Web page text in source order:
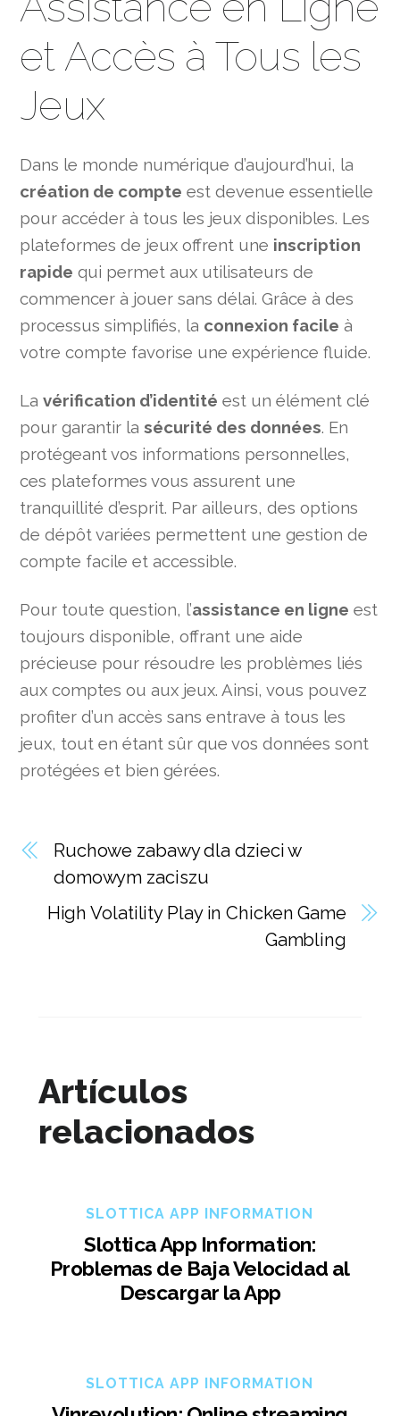
et Accès à Tous les
Jeux
Dans le monde numérique d’aujourd’hui, la
création de compte est devenue essentielle
pour accéder à tous les jeux disponibles. Les
plateformes de jeux offrent une inscription
rapide qui permet aux utilisateurs de
commencer à jouer sans délai. Grâce à des
processus simplifiés, la connexion facile à
votre compte favorise une expérience fluide.
Lavérification d’identité est un élément clé
pour garantir lasécurité des données. En
protégeant vos informations personnelles,
ces plateformes vous assurent une
tranquillité d’esprit. Par ailleurs, des options
de dépôt variées permettent une gestion de
compte facile et accessible.
Pour toute question, l’assistance en ligne est
toujours disponible, offrant une aide
précieuse pour résoudre les problèmes liés
aux comptes ou aux jeux. Ainsi, vous pouvez
profiter d’un accès sans entrave à tous les
jeux, tout en étant sûr que vos données sont
protégées et bien gérées.
Ruchowe zabawy dla dzieci w
domowym zaciszu
High Volatility Play in Chicken Game
Gambling
Artículos
relacionados
SLOTTICA APP INFORMATION
Slottica App Information:
Problemas de Baja Velocidad al
Descargar la App
SLOTTICA APP INFORMATION